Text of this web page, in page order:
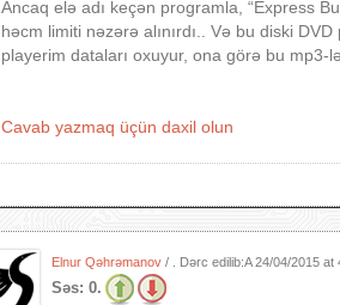
Ancaq elə adı keçən programla, “Express
həcm limiti nəzərə alınırdı.. Və bu diski
playerim dataları oxuyur, ona görə bu mp3-
Cavab yazmaq üçün daxil olun
Elnur Qəhrəmanov / . Dərc edilib:A24/04/2015 at
Səs: 0.